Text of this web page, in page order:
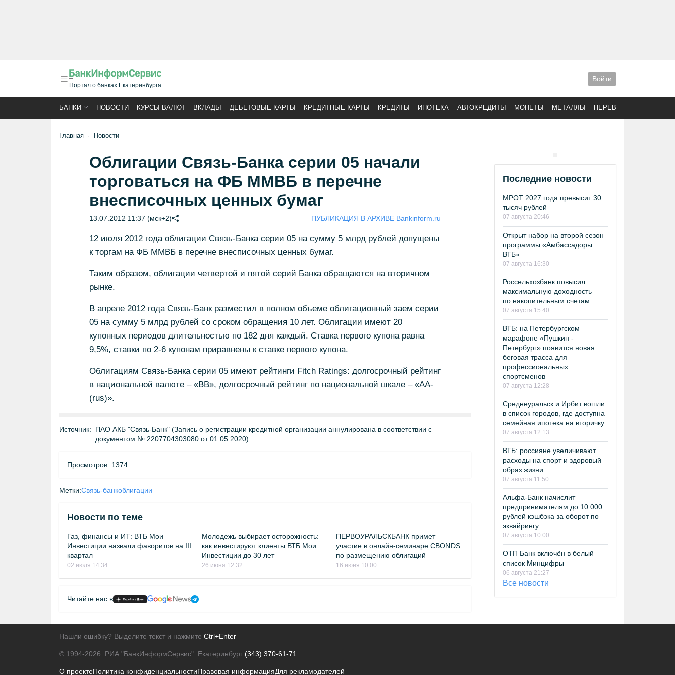
Портал о банках Екатеринбурга
Войти
БАНКИ НОВОСТИ КУРСЫ ВАЛЮТ ВКЛАДЫ ДЕБЕТОВЫЕ КАРТЫ КРЕДИТНЫЕ КАРТЫ КРЕДИТЫ ИПОТЕКА АВТОКРЕДИТЫ МОНЕТЫ МЕТАЛЛЫ ПЕРЕВОДЫ
Главная Новости
Облигации Связь-Банка серии 05 начали
торговаться на ФБ ММВБ в перечне
внесписочных ценных бумаг
13.07.2012 11:37 (мск+2) ПУБЛИКАЦИЯ В АРХИВЕ Bankinform.ru
12 июля 2012 года облигации Связь-Банка серии 05 на сумму 5 млрд рублей допущены
к торгам на ФБ ММВБ в перечне внесписочных ценных бумаг.
Таким образом, облигации четвертой и пятой серий Банка обращаются на вторичном
рынке.
В апреле 2012 года Связь-Банк разместил в полном объеме облигационный заем серии
05 на сумму 5 млрд рублей со сроком обращения 10 лет. Облигации имеют 20
купонных периодов длительностью по 182 дня каждый. Ставка первого купона равна
9,5%, ставки по 2-6 купонам приравнены к ставке первого купона.
Облигациям Связь-Банка серии 05 имеют рейтинги Fitch Ratings: долгосрочный рейтинг
в национальной валюте – «ВВ», долгосрочный рейтинг по национальной шкале – «АА-
(rus)».
Источник:
ПАО АКБ "Связь-Банк" (Запись о регистрации кредитной организации аннулирована в соответствии с
документом № 2207704303080 от 01.05.2020)
Просмотров: 1374
Метки:Связь-банкоблигации
Новости по теме
Газ, финансы и ИТ: ВТБ Мои
Инвестиции назвали фаворитов на III
квартал
02 июля 14:34
Молодежь выбирает осторожность:
как инвестируют клиенты ВТБ Мои
Инвестиции до 30 лет
26 июня 12:32
ПЕРВОУРАЛЬСКБАНК примет
участие в онлайн-семинаре CBONDS
по размещению облигаций
16 июня 10:00
Читайте нас в
Последние новости
МРОТ 2027 года превысит 30
тысяч рублей
07 августа 20:46
Открыт набор на второй сезон
программы «Амбассадоры
ВТБ»
07 августа 16:30
Россельхозбанк повысил
максимальную доходность
по накопительным счетам
07 августа 15:40
ВТБ: на Петербургском
марафоне «Пушкин -
Петербург» появится новая
беговая трасса для
профессиональных
спортсменов
07 августа 12:28
Среднеуральск и Ирбит вошли
в список городов, где доступна
семейная ипотека на вторичку
07 августа 12:13
ВТБ: россияне увеличивают
расходы на спорт и здоровый
образ жизни
07 августа 11:50
Альфа-Банк начислит
предпринимателям до 10 000
рублей кэшбэка за оборот по
эквайрингу
07 августа 10:00
ОТП Банк включён в белый
список Минцифры
06 августа 21:27
Все новости
Нашли ошибку? Выделите текст и нажмите Ctrl+Enter
© 1994-2026. РИА "БанкИнформСервис". Екатеринбург (343) 370-61-71
О проектеПолитика конфиденциальностиПравовая информацияДля рекламодателей